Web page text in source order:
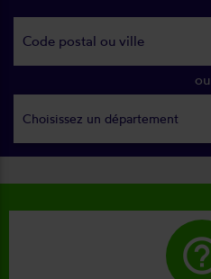
ou
Choisissez un département